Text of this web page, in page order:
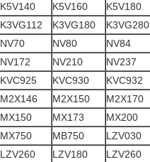
K5V140 K5V160 K5V180
K3VG112 K3VG180 K3VG280
NV70 NV80 NV84
NV172 NV210 NV237
KVC925 KVC930 KVC932
M2X146 M2X150 M2X170
MX150 MX173 MX200
MX750 MB750 LZV030
LZV260 LZV180 LZV260